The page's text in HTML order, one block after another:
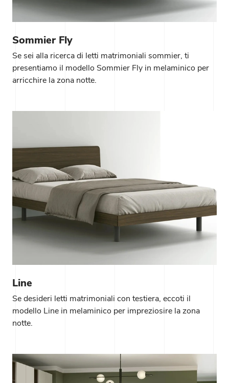
Sommier Fly
Se sei alla ricerca di letti matrimoniali sommier, ti
presentiamo il modello Sommier Fly in melaminico per
arricchire la zona notte.
Line
Se desideri letti matrimoniali con testiera, eccoti il
modello Line in melaminico per impreziosire la zona
notte.